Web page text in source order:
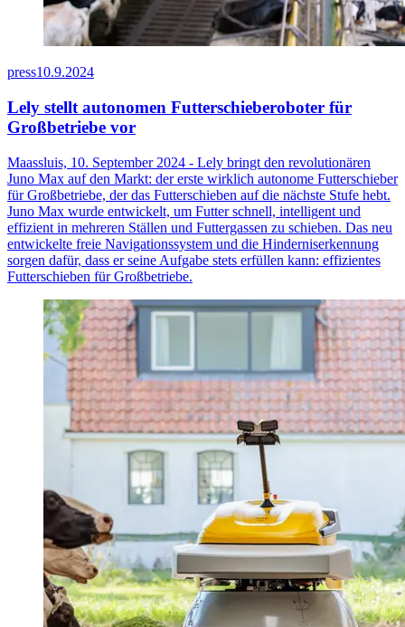
press10.9.2024
Lely stellt autonomen Futterschieberoboter für
Großbetriebe vor
Maassluis, 10. September 2024 - Lely bringt den revolutionären
Juno Max auf den Markt: der erste wirklich autonome Futterschieber
für Großbetriebe, der das Futterschieben auf die nächste Stufe hebt.
Juno Max wurde entwickelt, um Futter schnell, intelligent und
effizient in mehreren Ställen und Futtergassen zu schieben. Das neu
entwickelte freie Navigationssystem und die Hinderniserkennung
sorgen dafür, dass er seine Aufgabe stets erfüllen kann: effizientes
Futterschieben für Großbetriebe.